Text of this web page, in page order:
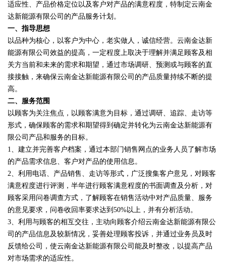
适应性、产品价格定位以及客户对产品的满意程度，特制定云南金
达新能源有限公司的产品服务计划。
一、指导思想
以品种为核心，以客户为中心，老实做人，诚信经营。云南金达新
能源有限公司效益的提高，一定程度上取决于理解并满足顾客及相
关方当前和未来的需求和期望，通过市场调研、预测或与顾客的直
接接触，来确保云南金达新能源有限公司的产品质量持续不断的提
高。
二、服务范围
以顾客为关注焦点，以顾客满意为目标，通过调研、追踪、走访等
形式，确保顾客的需求和期望得到确定并转化为云南金达新能源有
限公司产品和服务的目标。
1、建立并完善客户档案，通过本部门销售网点的业务人员了解市场
的产品需求信息、客户对产品的使用信息。
2、利用电话、产品销售、走访等形式，广泛搜集客户意见，对顾客
满意程度进行评测，半年进行顾客满意程度的书面调查及分析，对
顾客采用问卷调查方式，了解顾客在销售活动中对产品质量、服务
的意见要求，问卷收回率要求达到50%以上，并有分析活动。
3、利用与顾客的相互交往，主动向顾客介绍云南金达新能源有限公
司的产品信息及较新情况，妥善处理顾客投诉，并通过业务员及时
反馈给公司，使云南金达新能源有限公司能及时整改，以提高产品
对市场需求的适应性。